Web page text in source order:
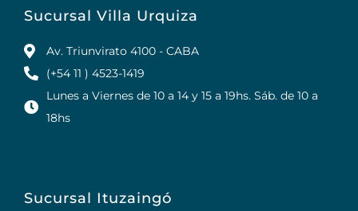
Sucursal Villa Urquiza
Av. Triunvirato 4100 - CABA
(+54 11 ) 4523-1419
Lunes a Viernes de 10 a 14 y 15 a 19hs. Sáb. de 10 a
18hs
Sucursal Ituzaingó